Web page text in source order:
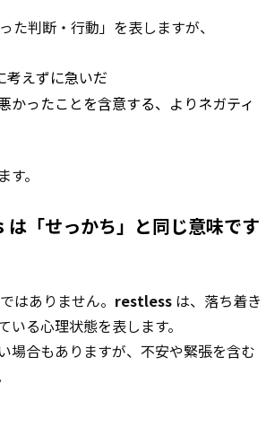
た判断・行動」を表しますが、
考えずに急いだ
かったことを含意する、よりネガティ
す。
は「せっかち」と同じ意味です
はありません。 restless は、落ち着き
いる心理状態を表します。
場合もありますが、不安や緊張を含む